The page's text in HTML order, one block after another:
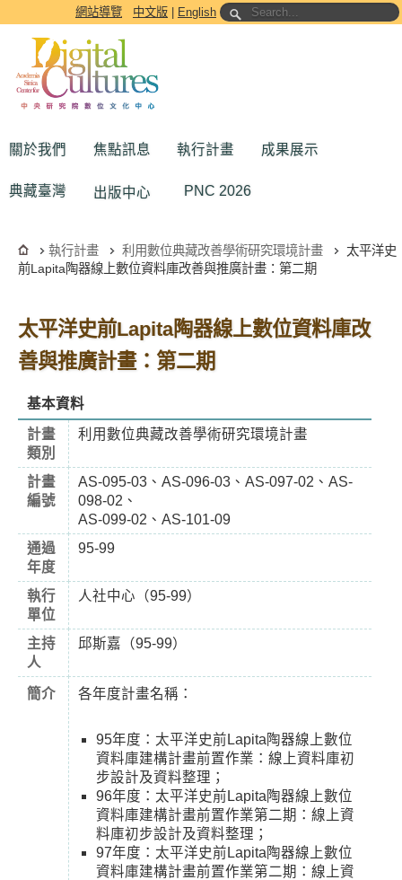
跳到主要內容區塊網站導覽 中文版 English
關於我們 焦點訊息 執行計畫 成果展示
典藏臺灣 出版中心 PNC 2026
執行計畫 利用數位典藏改善學術研究環境計畫
太平洋史
前Lapita陶器線上數位資料庫改善與推廣計畫：第二期
太平洋史前Lapita陶器線上數位資料庫改
善與推廣計畫：第二期
基本資料
計畫
類別
利用數位典藏改善學術研究環境計畫
計畫
編號
AS-095-03、AS-096-03、AS-097-02、AS-
098-02、
AS-099-02、AS-101-09
通過
年度
95-99
執行
單位
人社中心（95-99）
主持
人
邱斯嘉（95-99）
簡介 各年度計畫名稱：
95年度：太平洋史前Lapita陶器線上數位
資料庫建構計畫前置作業：線上資料庫初
步設計及資料整理；
96年度：太平洋史前Lapita陶器線上數位
資料庫建構計畫前置作業第二期：線上資
料庫初步設計及資料整理；
97年度：太平洋史前Lapita陶器線上數位
資料庫建構計畫前置作業第二期：線上資